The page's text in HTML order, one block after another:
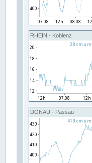
RHEIN - Koblenz
DONAU - Passau